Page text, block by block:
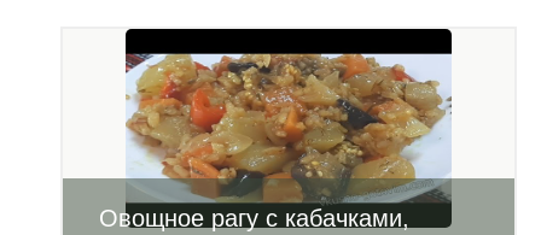
Овощное рагу с кабачками,